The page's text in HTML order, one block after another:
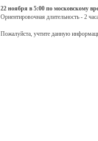
22 ноября в 5:00 по московскому
Ориентировочная длительность - 2
Пожалуйста, учтите данную